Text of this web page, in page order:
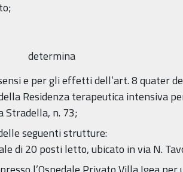
determina
e per gli effetti dell’art. 8 quater
Residenza terapeutica intensiva
Stradella, n. 73;
seguenti strutture:
di 20 posti letto, ubicato in via N.